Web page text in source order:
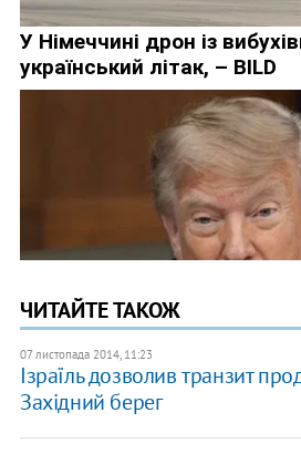
ЧИТАЙТЕ ТАКОЖ
07 листопада 2014, 11:23
Ізраїль дозволив транзит
Західний берег